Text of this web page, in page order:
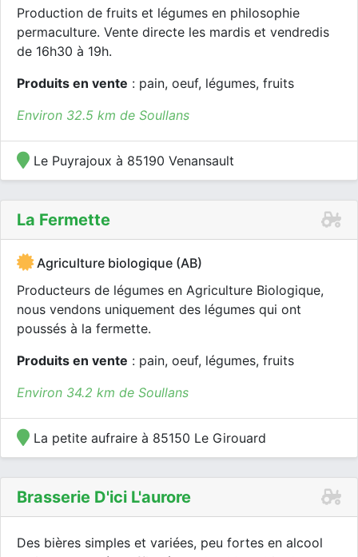
Production de fruits et légumes en philosophie
permaculture. Vente directe les mardis et vendredis
de 16h30 à 19h.
Produits en vente : pain, oeuf, légumes, fruits
Environ 32.5 km de Soullans
Le Puyrajoux à 85190 Venansault
La Fermette
Agriculture biologique (AB)
Producteurs de légumes en Agriculture Biologique,
nous vendons uniquement des légumes qui ont
poussés à la fermette.
Produits en vente : pain, oeuf, légumes, fruits
Environ 34.2 km de Soullans
La petite aufraire à 85150 Le Girouard
Brasserie D'ici L'aurore
Des bières simples et variées, peu fortes en alcool